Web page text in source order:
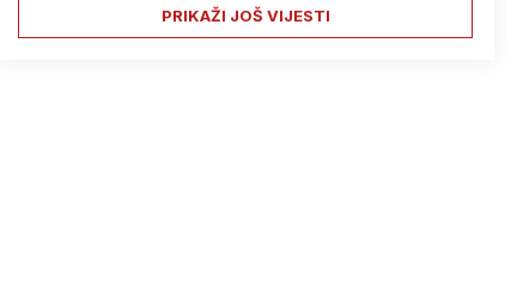
PRIKAŽI JOŠ VIJESTI